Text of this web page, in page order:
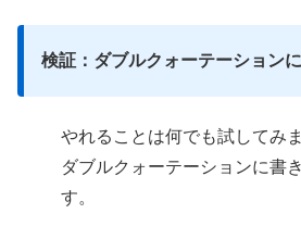
検証：ダブルクォーテーション
やれることは何でも試してみ
ダブルクォーテーションに書
す。